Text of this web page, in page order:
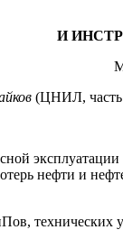
И
(ЦНИЛ,
нефти и
технических